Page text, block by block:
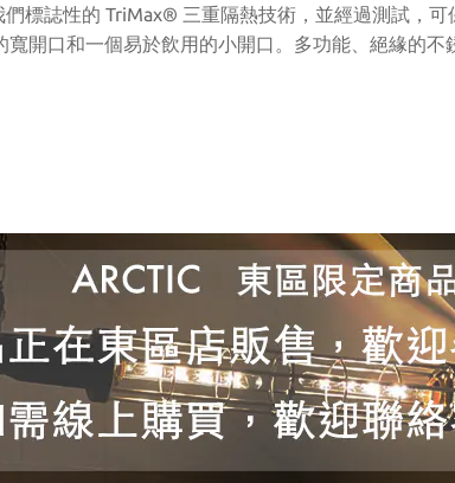
標誌性的 TriMax® 三重隔熱技術，並經過測試，可
開口和一個易於飲用的小開口。多功能、絕緣的不